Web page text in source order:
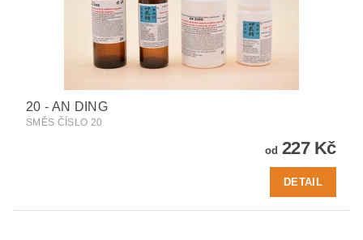
20 - AN DING
SMĚS ČÍSLO 20
od 227 Kč
DETAIL